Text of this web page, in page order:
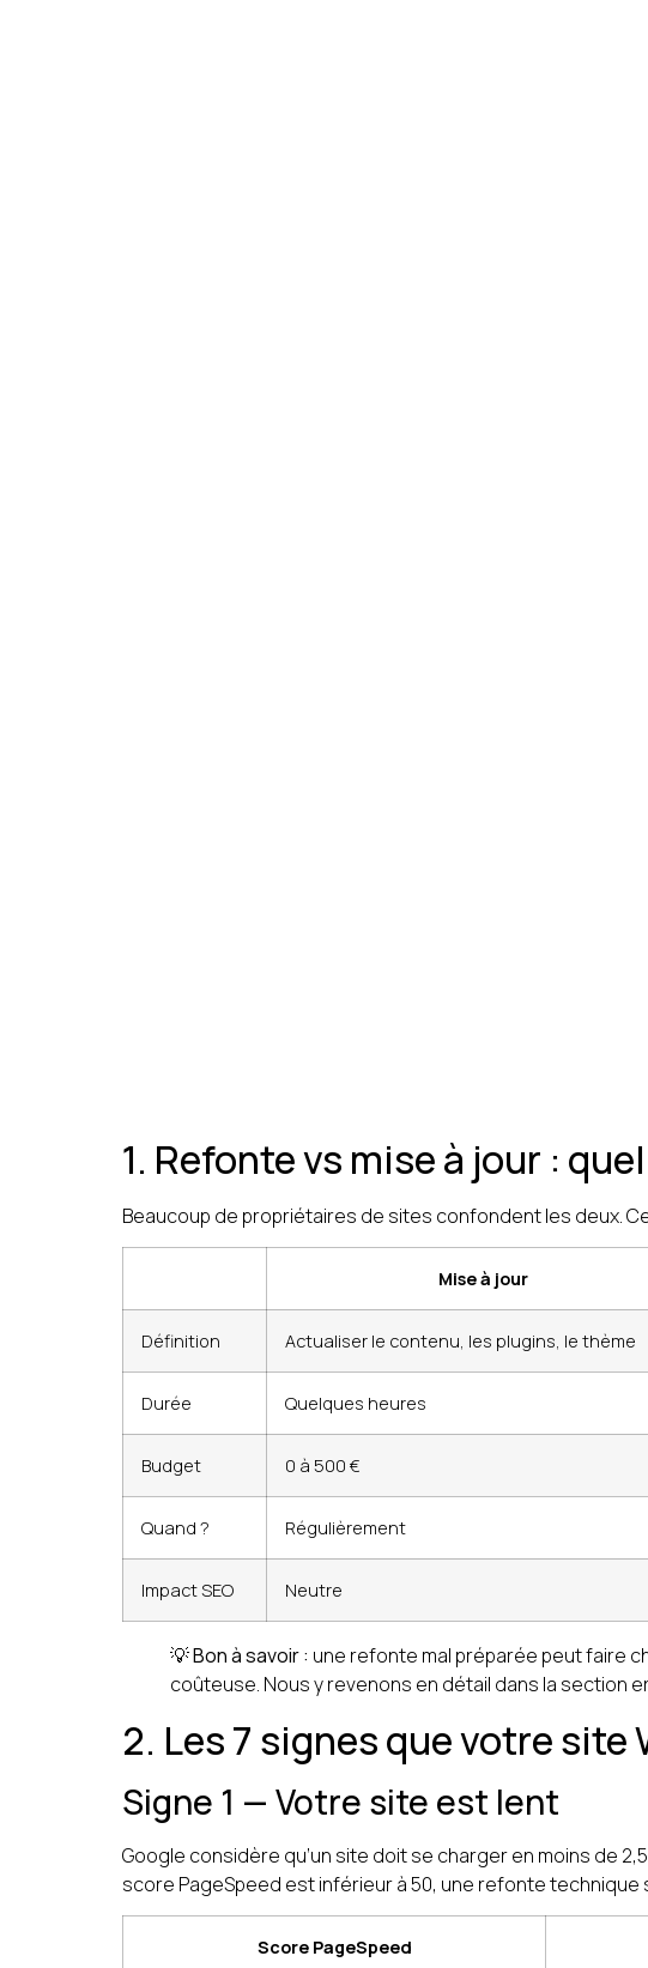
1. Refonte vs mise à jour :
Beaucoup de propriétaires de sites confondent les deux.
Mise à jour
Définition Actualiser le contenu, les plugins, le thème
Durée Quelques heures
Budget 0 à 500 €
Quand ? Régulièrement
Impact SEO Neutre
💡Bon à savoir : une refonte mal préparée peut faire
coûteuse. Nous y revenons en détail dans la section
2. Les 7 signes que votre site
Signe 1 — Votre site est lent
Google considère qu’un site doit se charger en moins de
score PageSpeed est inférieur à 50, une refonte technique
Score PageSpeed